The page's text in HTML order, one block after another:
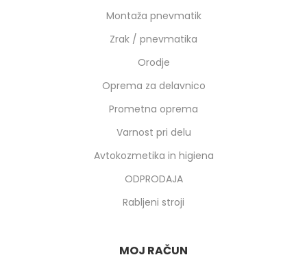
Montaža pnevmatik
Zrak / pnevmatika
Orodje
Oprema za delavnico
Prometna oprema
Varnost pri delu
Avtokozmetika in higiena
ODPRODAJA
Rabljeni stroji
MOJ RAČUN